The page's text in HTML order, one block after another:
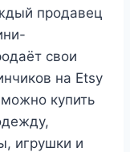
продавец
свои
на Etsy
купить
игрушки и